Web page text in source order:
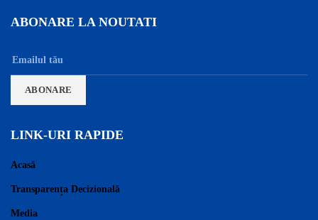
ABONARE LA NOUTATI
LINK-URI RAPIDE
Acasă
Transparența Decizională
Media